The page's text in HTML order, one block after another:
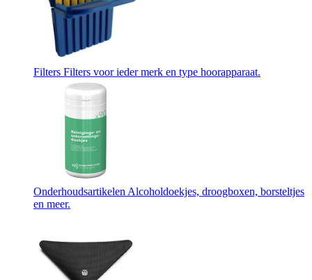
Filters Filters voor ieder merk en type hoorapparaat.
Onderhoudsartikelen Alcoholdoekjes, droogboxen, borsteltjes
en meer.